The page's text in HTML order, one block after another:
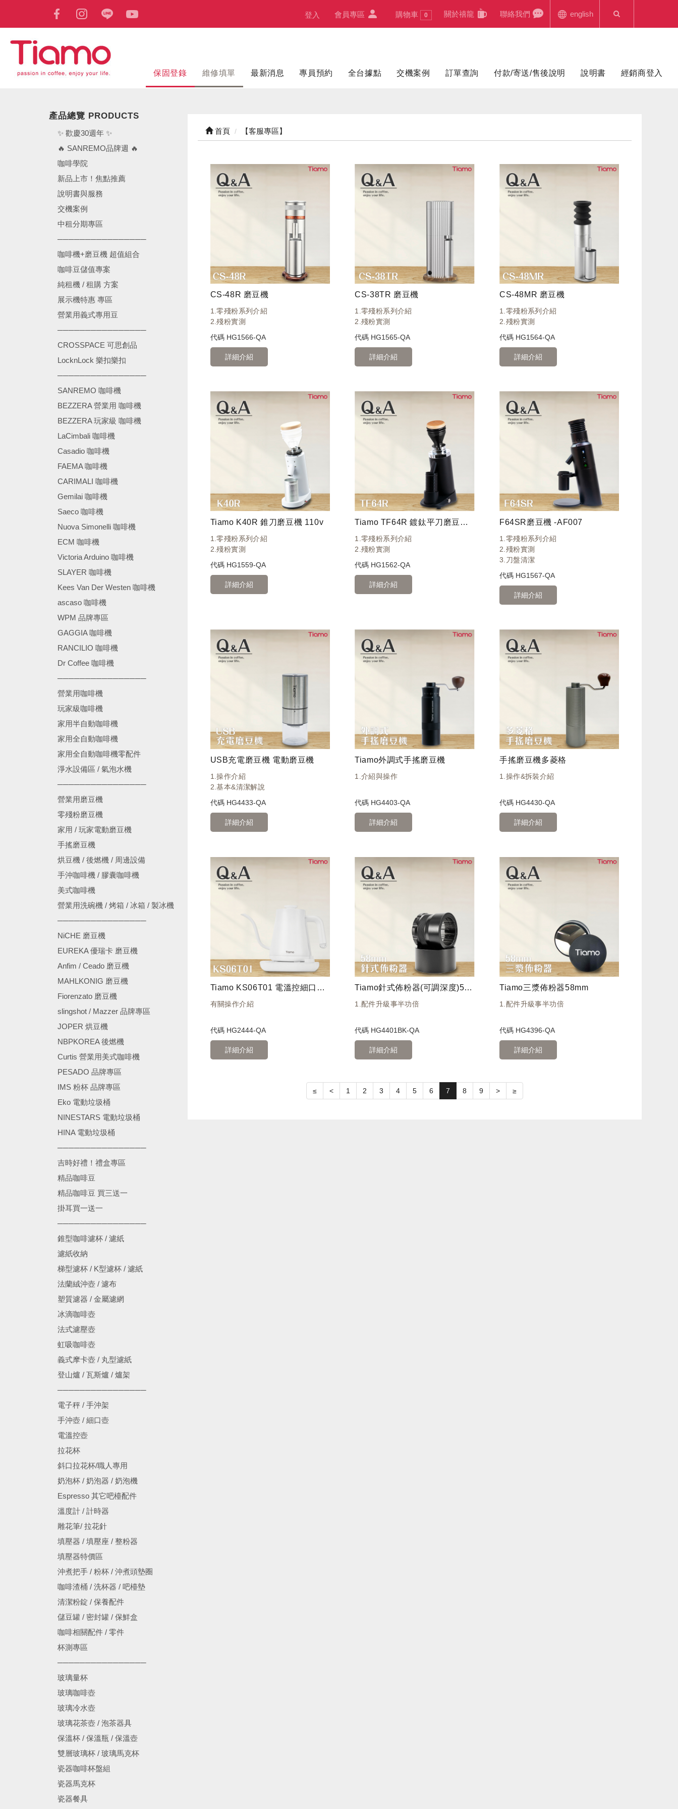
登入 會員專區 購物車 0 關於禧龍 聯絡我們 english
保固登錄 維修填單 最新消息 專員預約 全台據點 交機案例 訂單查詢 付款/寄送/售後說明 說明書 經銷商登入
產品總覽 PRODUCTS
✨ 歡慶30週年 ✨
🔥 SANREMO品牌週 🔥
咖啡學院
新品上市！焦點推薦
說明書與服務
交機案例
中租分期專區
────────────────
咖啡機+磨豆機 超值組合
咖啡豆儲值專案
純租機 / 租購 方案
展示機特惠 專區
營業用義式專用豆
────────────────
CROSSPACE 可思創品
LocknLock 樂扣樂扣
────────────────
SANREMO 咖啡機
BEZZERA 營業用 咖啡機
BEZZERA 玩家級 咖啡機
LaCimbali 咖啡機
Casadio 咖啡機
FAEMA 咖啡機
CARIMALI 咖啡機
Gemilai 咖啡機
Saeco 咖啡機
Nuova Simonelli 咖啡機
ECM 咖啡機
Victoria Arduino 咖啡機
SLAYER 咖啡機
Kees Van Der Westen 咖啡機
ascaso 咖啡機
WPM 品牌專區
GAGGIA 咖啡機
RANCILIO 咖啡機
Dr Coffee 咖啡機
────────────────
營業用咖啡機
玩家級咖啡機
家用半自動咖啡機
家用全自動咖啡機
家用全自動咖啡機零配件
淨水設備區 / 氣泡水機
────────────────
營業用磨豆機
零殘粉磨豆機
家用 / 玩家電動磨豆機
手搖磨豆機
烘豆機 / 後燃機 / 周邊設備
手沖咖啡機 / 膠囊咖啡機
美式咖啡機
營業用洗碗機 / 烤箱 / 冰箱 / 製冰機
────────────────
NiCHE 磨豆機
EUREKA 優瑞卡 磨豆機
Anfim / Ceado 磨豆機
MAHLKONIG 磨豆機
Fiorenzato 磨豆機
slingshot / Mazzer 品牌專區
JOPER 烘豆機
NBPKOREA 後燃機
Curtis 營業用美式咖啡機
PESADO 品牌專區
IMS 粉杯 品牌專區
Eko 電動垃圾桶
NINESTARS 電動垃圾桶
HINA 電動垃圾桶
────────────────
吉時好禮！禮盒專區
精品咖啡豆
精品咖啡豆 買三送一
掛耳買一送一
────────────────
錐型咖啡濾杯 / 濾紙
濾紙收納
梯型濾杯 / K型濾杯 / 濾紙
法蘭絨沖壺 / 濾布
塑質濾器 / 金屬濾網
冰滴咖啡壺
法式濾壓壺
虹吸咖啡壺
義式摩卡壺 / 丸型濾紙
登山爐 / 瓦斯爐 / 爐架
────────────────
電子秤 / 手沖架
手沖壺 / 細口壺
電溫控壺
拉花杯
斜口拉花杯/職人專用
奶泡杯 / 奶泡器 / 奶泡機
Espresso 其它吧檯配件
溫度計 / 計時器
雕花筆/ 拉花針
填壓器 / 填壓座 / 整粉器
填壓器特價區
沖煮把手 / 粉杯 / 沖煮頭墊圈
咖啡渣桶 / 洗杯器 / 吧檯墊
清潔粉錠 / 保養配件
儲豆罐 / 密封罐 / 保鮮盒
咖啡相關配件 / 零件
杯測專區
────────────────
玻璃量杯
玻璃咖啡壺
玻璃冷水壺
玻璃花茶壺 / 泡茶器具
保溫杯 / 保溫瓶 / 保溫壺
雙層玻璃杯 / 玻璃馬克杯
瓷器咖啡杯盤組
瓷器馬克杯
瓷器餐具
首頁 【客服專區】
CS-48R 磨豆機
1.零殘粉系列介紹
2.殘粉實測
代碼 HG1566-QA
詳細介紹
CS-38TR 磨豆機
1.零殘粉系列介紹
2.殘粉實測
代碼 HG1565-QA
詳細介紹
CS-48MR 磨豆機
1.零殘粉系列介紹
2.殘粉實測
代碼 HG1564-QA
詳細介紹
Tiamo K40R 錐刀磨豆機 110v
1.零殘粉系列介紹
2.殘粉實測
代碼 HG1559-QA
詳細介紹
Tiamo TF64R 鍍鈦平刀磨豆機 110v
1.零殘粉系列介紹
2.殘粉實測
代碼 HG1562-QA
詳細介紹
F64SR磨豆機 -AF007
1.零殘粉系列介紹
2.殘粉實測
3.刀盤清潔
代碼 HG1567-QA
詳細介紹
USB充電磨豆機 電動磨豆機
1.操作介紹
2.基本&清潔解說
代碼 HG4433-QA
詳細介紹
Tiamo外調式手搖磨豆機
1.介紹與操作
代碼 HG4403-QA
詳細介紹
手搖磨豆機多菱格
1.操作&拆裝介紹
代碼 HG4430-QA
詳細介紹
Tiamo KS06T01 電溫控細口壺 600ml 110V
有關操作介紹
代碼 HG2444-QA
詳細介紹
Tiamo針式佈粉器(可調深度)58mm
1.配件升級事半功倍
代碼 HG4401BK-QA
詳細介紹
Tiamo三漿佈粉器58mm
1.配件升級事半功倍
代碼 HG4396-QA
詳細介紹
≤ < 1 2 3 4 5 6 7 8 9 > ≥